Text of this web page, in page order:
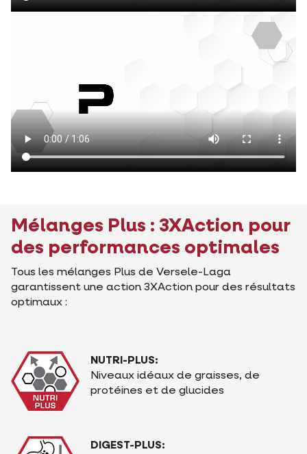
Mélanges Plus : 3XAction pour
des performances optimales
Tous les mélanges Plus de Versele-Laga
garantissent une action 3XAction pour des résultats
optimaux :
NUTRI-PLUS:
Niveaux idéaux de graisses, de
protéines et de glucides
DIGEST-PLUS: